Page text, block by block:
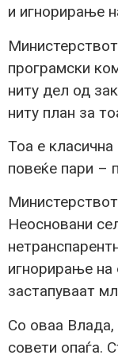
и игнорирање
програмски
ниту дел од
ниту план за
Тоа е
повеќе пари –
Неосновани
игнорирање на
застапуваат
Со оваа Влада,
совети опаѓа.